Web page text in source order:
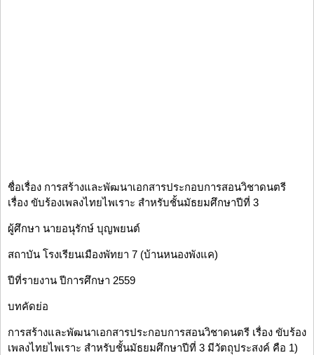
ชื่อเรื่อง การสร้างและพัฒนาเอกสารประกอบการสอนวิชาดนตรี
เรื่อง ขับร้องเพลงไทยไพเราะ สำหรับชั้นมัธยมศึกษาปีที่ 3
ผู้ศึกษา นายอนุรักษ์ บุญพยนต์
สถาบัน โรงเรียนเมืองพัทยา 7 (บ้านหนองพังแค)
ปีที่รายงาน ปีการศึกษา 2559
บทคัดย่อ
การสร้างและพัฒนาเอกสารประกอบการสอนวิชาดนตรี เรื่อง ขับร้อง
เพลงไทยไพเราะ สำหรับชั้นมัธยมศึกษาปีที่ 3 มีวัตถุประสงค์ คือ 1)